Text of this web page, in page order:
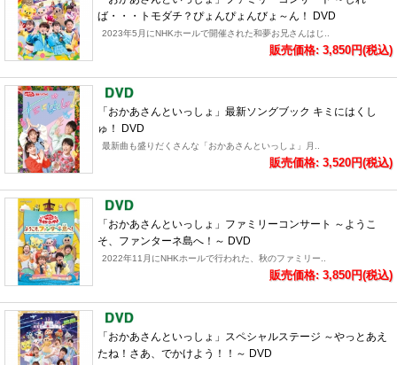
ば・・・トモダチ？ぴょんぴょんびょ～ん！ DVD
2023年5月にNHKホールで開催された和夢お兄さんはじ..
販売価格: 3,850円(税込)
「おかあさんといっしょ」最新ソングブック キミにはくし
ゅ！ DVD
最新曲も盛りだくさんな「おかあさんといっしょ」月..
販売価格: 3,520円(税込)
「おかあさんといっしょ」ファミリーコンサート ～ようこ
そ、ファンターネ島へ！～ DVD
2022年11月にNHKホールで行われた、秋のファミリー..
販売価格: 3,850円(税込)
「おかあさんといっしょ」スペシャルステージ ～やっとあえ
たね！さあ、でかけよう！！～ DVD